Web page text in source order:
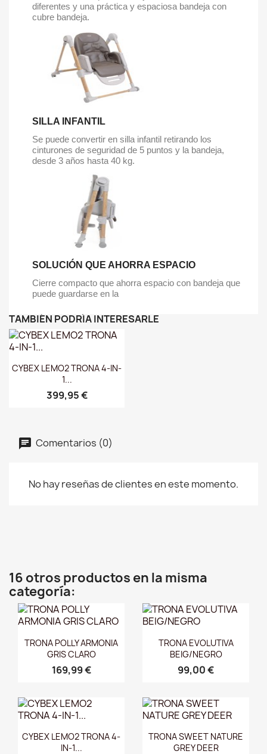
diferentes y una práctica y espaciosa bandeja con
cubre bandeja.
SILLA INFANTIL
Se puede convertir en silla infantil retirando los
cinturones de seguridad de 5 puntos y la bandeja,
desde 3 años hasta 40 kg.
SOLUCIÓN QUE AHORRA ESPACIO
Cierre compacto que ahorra espacio con bandeja que
puede guardarse en la
TAMBIÉN PODRÍA INTERESARLE
 Vista rápida
CYBEX LEMO2 TRONA 4-IN-
1...
399,95 €
Comentarios (0)
No hay reseñas de clientes en este momento.
16 otros productos en la misma
categoría:
Vista rápida
TRONA POLLY ARMONIA
GRIS CLARO
169,99 €
Vista rápida
TRONA EVOLUTIVA
BEIG/NEGRO
99,00 €
Vista rápida
CYBEX LEMO2 TRONA 4-
IN-1...
Vista rápida
TRONA SWEET NATURE
GREY DEER